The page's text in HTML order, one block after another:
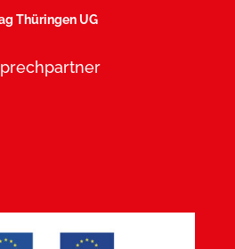
Thüringen UG